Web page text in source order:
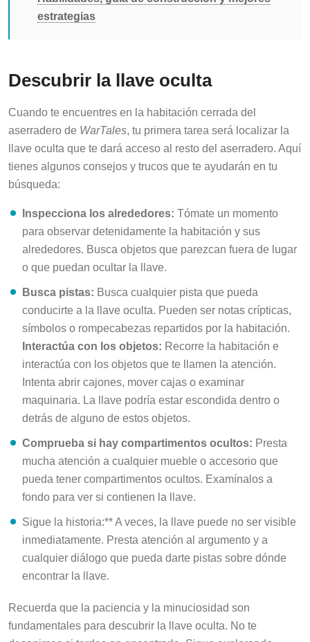
estrategias
Descubrir la llave oculta
Cuando te encuentres en la habitación cerrada del
aserradero de WarTales , tu primera tarea será localizar la
llave oculta que te dará acceso al resto del aserradero. Aquí
tienes algunos consejos y trucos que te ayudarán en tu
búsqueda:
Inspecciona los alrededores: Tómate un momento
para observar detenidamente la habitación y sus
alrededores. Busca objetos que parezcan fuera de lugar
o que puedan ocultar la llave.
Busca pistas: Busca cualquier pista que pueda
conducirte a la llave oculta. Pueden ser notas crípticas,
símbolos o rompecabezas repartidos por la habitación.
Interactúa con los objetos: Recorre la habitación e
interactúa con los objetos que te llamen la atención.
Intenta abrir cajones, mover cajas o examinar
maquinaria. La llave podría estar escondida dentro o
detrás de alguno de estos objetos.
Comprueba si hay compartimentos ocultos: Presta
mucha atención a cualquier mueble o accesorio que
pueda tener compartimentos ocultos. Examínalos a
fondo para ver si contienen la llave.
Sigue la historia:** A veces, la llave puede no ser visible
inmediatamente. Presta atención al argumento y a
cualquier diálogo que pueda darte pistas sobre dónde
encontrar la llave.
Recuerda que la paciencia y la minuciosidad son
fundamentales para descubrir la llave oculta. No te
desanimes si tardas en encontrarla. Sigue explorando,